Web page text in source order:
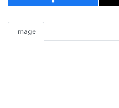
Image